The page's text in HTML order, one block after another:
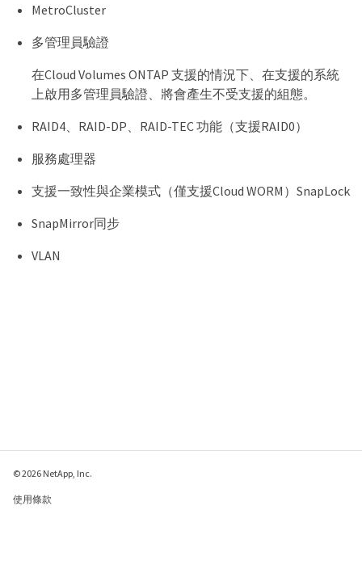
MetroCluster
多管理員驗證
在Cloud Volumes ONTAP 支援的情況下、在支援的系統
上啟用多管理員驗證、將會產生不受支援的組態。
RAID4、RAID-DP、RAID-TEC 功能（支援RAID0）
服務處理器
支援一致性與企業模式（僅支援Cloud WORM）SnapLock
SnapMirror同步
VLAN
© 2026 NetApp, Inc.
使用條款